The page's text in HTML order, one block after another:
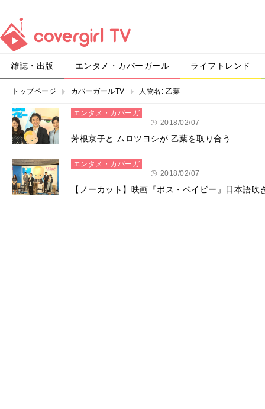
雑誌・出版 エンタメ・カバーガール ライフトレンド
トップページ カバーガールTV 人物名: 乙葉
エンタメ・カバーガ
2018/02/07
芳根京子と ムロツヨシが 乙葉を取り合う
エンタメ・カバーガ
2018/02/07
【ノーカット】映画『ボス・ベイビー』日本語吹